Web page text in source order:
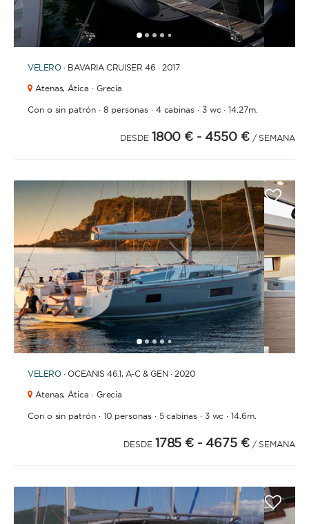
12345 121314151617
VELERO · BAVARIA CRUISER 46 · 2017
Atenas, Ática · Grecia
Con o sin patrón· 8 personas· 4 cabinas · 3 wc·14.27m.
DESDE 1800 € - 4550 € / SEMANA
12345 67891011121314151617 1819
VELERO · OCEANIS 46.1, A-C & GEN · 2020
Atenas, Ática · Grecia
Con o sin patrón· 10 personas· 5 cabinas· 3 wc ·14.6m.
DESDE 1785 € - 4675 € / SEMANA